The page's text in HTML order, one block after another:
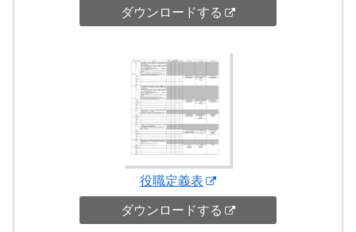
ダウンロードする
役職定義表
ダウンロードする